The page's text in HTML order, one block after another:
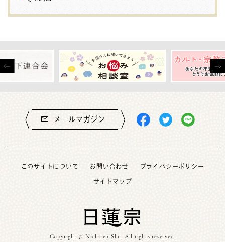
メールマガジン
このサイトについて お問い合わせ プライバシーポリシー
サイトマップ
Copyright © Nichiren Shu. All rights reserved.